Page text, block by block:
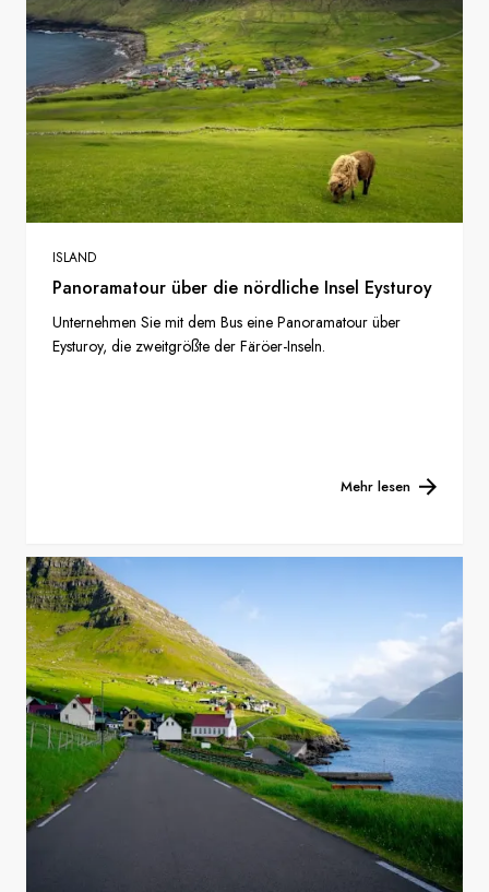
ISLAND
Panoramatour über die nördliche Insel Eysturoy
Unternehmen Sie mit dem Bus eine Panoramatour über
Eysturoy, die zweitgrößte der Färöer-Inseln.
Mehr lesen